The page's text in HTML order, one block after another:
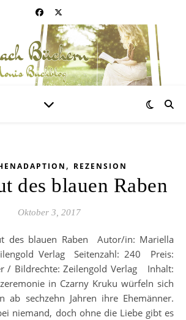
, REZENSION
des blauen Raben
Oktober 3, 2017
Verlag Seitenzahl: 240 Preis:
/ Bildrechte: Zeilengold Verlag Inhalt:
in Czarny Kruku würfeln sich
ab sechzehn Jahren ihre Ehemänner.
niemand, doch ohne die Liebe gibt es